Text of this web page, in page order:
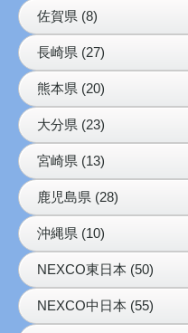
佐賀県 (8)
長崎県 (27)
熊本県 (20)
大分県 (23)
宮崎県 (13)
鹿児島県 (28)
沖縄県 (10)
NEXCO東日本 (50)
NEXCO中日本 (55)